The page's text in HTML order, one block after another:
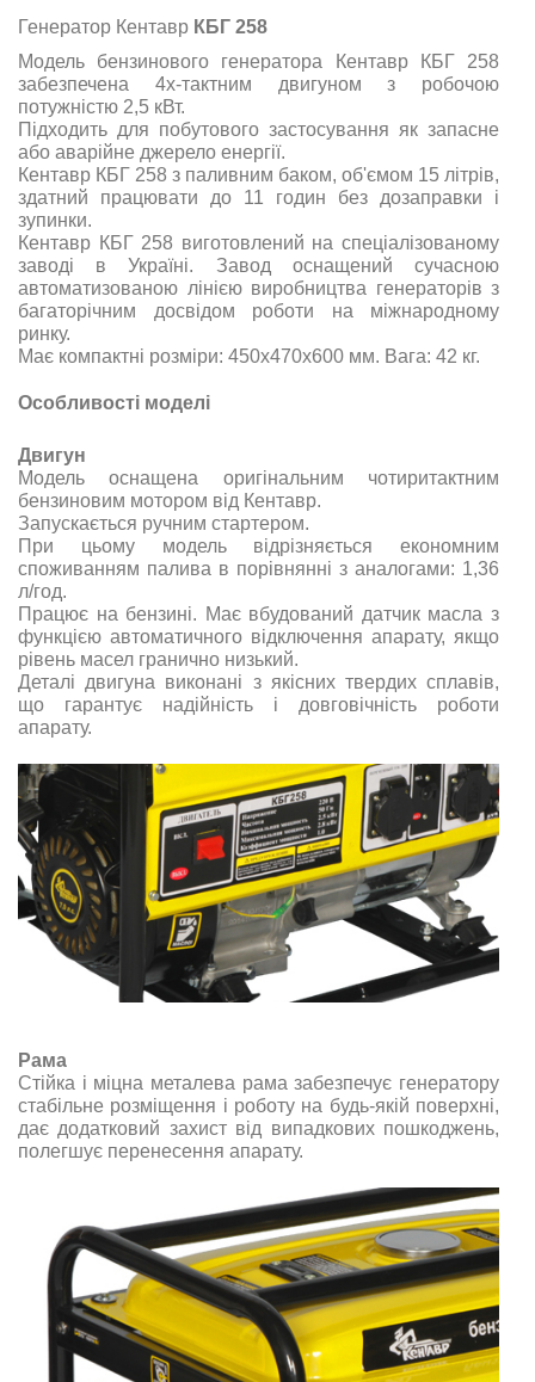
Генератор Кентавр КБГ 258
Модель бензинового генератора Кентавр КБГ 258
забезпечена 4х-тактним двигуном з робочою
потужністю 2,5 кВт.
Підходить для побутового застосування як запасне
або аварійне джерело енергії.
Кентавр КБГ 258 з паливним баком, об'ємом 15 літрів,
здатний працювати до 11 годин без дозаправки і
зупинки.
Кентавр КБГ 258 виготовлений на спеціалізованому
заводі в Україні. Завод оснащений сучасною
автоматизованою лінією виробництва генераторів з
багаторічним досвідом роботи на міжнародному
ринку.
Має компактні розміри: 450х470х600 мм. Вага: 42 кг.
Особливості моделі
Двигун
Модель оснащена оригінальним чотиритактним
бензиновим мотором від Кентавр.
Запускається ручним стартером.
При цьому модель відрізняється економним
споживанням палива в порівнянні з аналогами: 1,36
л/год.
Працює на бензині. Має вбудований датчик масла з
функцією автоматичного відключення апарату, якщо
рівень масел гранично низький.
Деталі двигуна виконані з якісних твердих сплавів,
що гарантує надійність і довговічність роботи
апарату.
Рама
Стійка і міцна металева рама забезпечує генератору
стабільне розміщення і роботу на будь-якій поверхні,
дає додатковий захист від випадкових пошкоджень,
полегшує перенесення апарату.